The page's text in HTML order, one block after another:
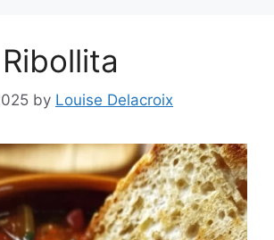
by Louise Delacroix